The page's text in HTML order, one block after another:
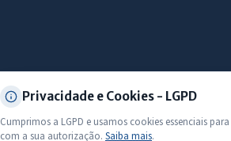
Privacidade e Cookies - LGPD
Cumprimos a LGPD e usamos cookies essenciais
com a sua autorização. Saiba mais.